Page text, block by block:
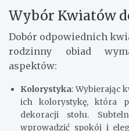
Wybór Kwiatów
Dobór odpowiednich
rodzinny obiad
aspektów:
Kolorystyka: Wybierając
ich kolorystykę, która
dekoracji stołu.
wprowadzić spokój i